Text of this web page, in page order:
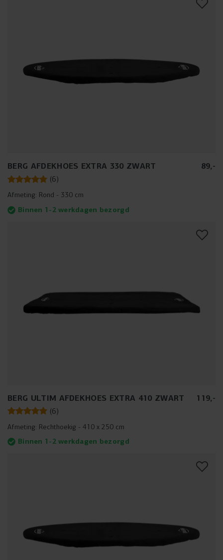
BERG AFDEKHOES EXTRA 330 ZWART 89,-
(6)
Afmeting: Rond - 330 cm
Binnen 1-2 werkdagen bezorgd
BERG ULTIM AFDEKHOES EXTRA 410 ZWART 119,-
(6)
Afmeting: Rechthoekig - 410 x 250 cm
Binnen 1-2 werkdagen bezorgd